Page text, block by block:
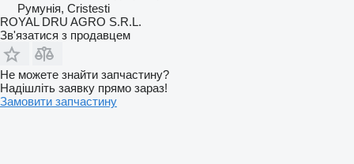
Румунія, Cristesti
ROYAL DRU AGRO S.R.L.
Зв'язатися з продавцем
Не можете знайти запчастину?
Надішліть заявку прямо зараз!
Замовити запчастину